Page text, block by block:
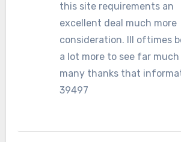
this site requirements an
excellent deal much more
consideration. Ill oftimes
a lot more to see far much
many thanks that
39497